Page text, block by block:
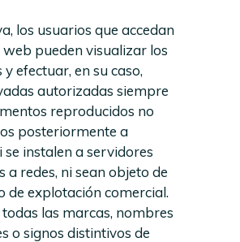
los usuarios que accedan
web pueden visualizar los
efectuar, en su caso,
autorizadas siempre
reproducidos no
posteriormente a
se instalen a servidores
a redes, ni sean objeto de
de explotación comercial.
las marcas, nombres
o signos distintivos de